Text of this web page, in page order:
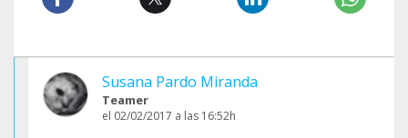
Susana Pardo Miranda
Teamer
el 02/02/2017 a las 16:52h